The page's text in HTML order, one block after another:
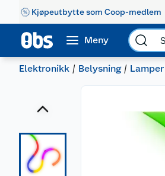
Kjøpeutbytte som Coop-medlem
Meny
Elektronikk Belysning Lamper